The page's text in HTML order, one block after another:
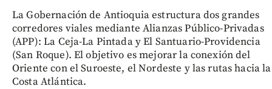
La Gobernación de Antioquia estructura dos grandes
corredores viales mediante Alianzas Público-Privadas
(APP): La Ceja-La Pintada y El Santuario-Providencia
(San Roque). El objetivo es mejorar la conexión del
Oriente con el Suroeste, el Nordeste y las rutas hacia la
Costa Atlántica.